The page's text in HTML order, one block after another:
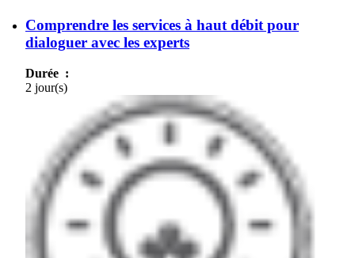
Comprendre les services à haut débit pour
dialoguer avec les experts
Durée :
2 jour(s)